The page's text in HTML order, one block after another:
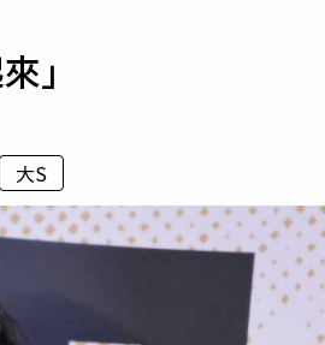
運勢
梅酒
」
大S